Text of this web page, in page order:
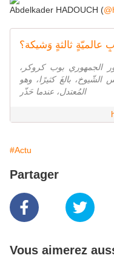
Abdelkader HADOUCH (
الجمهوري بوب كروكر،
بالغَ كثيرًا، وهو
المُعتدل، عندما حَذّر
#Actu
Partager
Vous aimerez